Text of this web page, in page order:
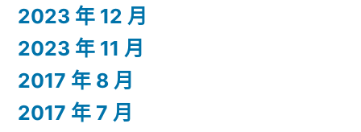
2023 年 12 月
2023 年 11 月
2017 年 8 月
2017 年 7 月